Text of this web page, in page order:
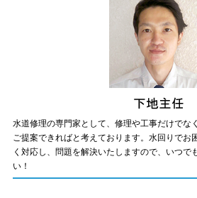
水道修理の専門家として、修理や工事だけでな
ご提案できればと考えております。水回りでお
く対応し、問題を解決いたしますので、いつで
い！